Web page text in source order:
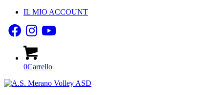
IL MIO ACCOUNT
0Carrello